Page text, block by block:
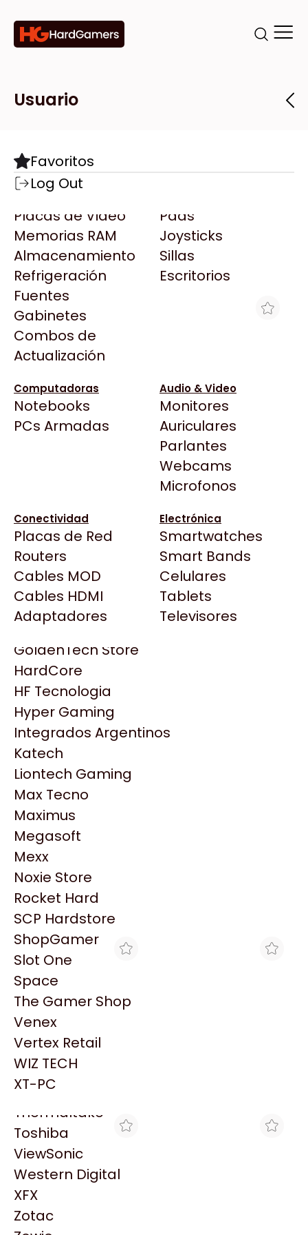
Categorías
Componentes
Motherboards
Microprocesadores
Placas de Video
Memorias RAM
Almacenamiento
Refrigeración
Fuentes
Gabinetes
Combos de
Actualización
Pads
Joysticks
Sillas
Escritorios
Computadoras
Notebooks
PCs Armadas
Audio & Video
Monitores
Auriculares
Parlantes
Webcams
Microfonos
Conectividad
Placas de Red
Routers
Cables MOD
Cables HDMI
Adaptadores
Electrónica
Smartwatches
Smart Bands
Celulares
Tablets
Televisores
Marcas
Todas las Marcas
AMD
AULA
Acer
Adata
AeroCool
Antec
Arkham
Asrock
BenQ
CX
Cooler Master
Deepcool
Dell
EVGA
Gamemax
Genesis
Genius
HP
HyperX
INNO3D
Intel
Kingston
Lenovo
Logitech
MSI
NVIDIA GeForce
NZXT
PNY
Palit
Philips
PowerColor
Razer
Redragon
Samsung
Sandisk
Sapphire
Seagate
Sentey
Solarmax
Thermaltake
Toshiba
ViewSonic
Western Digital
XFX
Zotac
Tiendas
Destacadas
Todas las Tiendas
Click Gaming
Compufan Store
Dinobyte
Full H4rd
Gaming City
Gezatek
GoldenTech Store
HardCore
HF Tecnologia
Hyper Gaming
Integrados Argentinos
Katech
Liontech Gaming
Max Tecno
Maximus
Megasoft
Mexx
Noxie Store
Rocket Hard
SCP Hardstore
ShopGamer
Slot One
Space
The Gamer Shop
Venex
Vertex Retail
WIZ TECH
XT-PC
Usuario
Favoritos
Log Out
PROYECTOR PORTÁTIL EPSON EF61R
ROSA 150" SMART 700LM
$1.312.460
Ver producto en la página de Gaming Point
Productos
Similares
Explorá más productos similares
RM INSUMOS
PROYECTOR PORTÁTIL
EPSON EF61R ROSA 150
SMART 700LM
$1.120.999
THE GAMER SHOP